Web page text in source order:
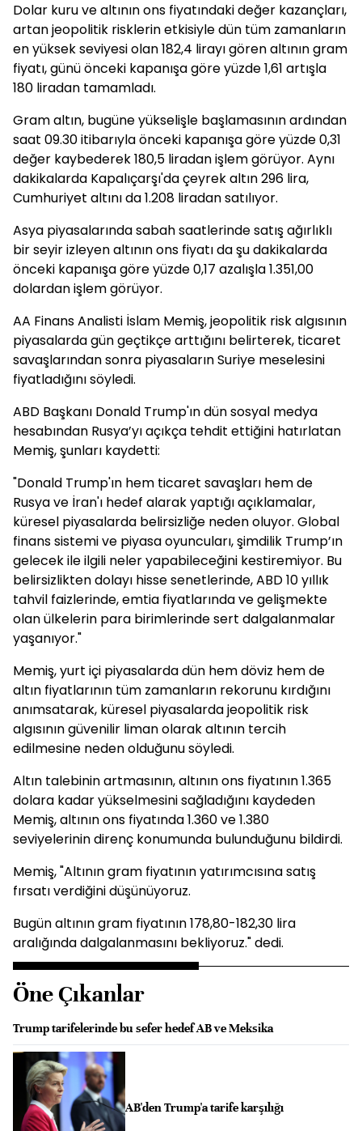
Dolar kuru ve altının ons fiyatındaki değer kazançları,
artan jeopolitik risklerin etkisiyle dün tüm zamanların
en yüksek seviyesi olan 182,4 lirayı gören altının gram
fiyatı, günü önceki kapanışa göre yüzde 1,61 artışla
180 liradan tamamladı.
Gram altın, bugüne yükselişle başlamasının ardından
saat 09.30 itibarıyla önceki kapanışa göre yüzde 0,31
değer kaybederek 180,5 liradan işlem görüyor. Aynı
dakikalarda Kapalıçarşı'da çeyrek altın 296 lira,
Cumhuriyet altını da 1.208 liradan satılıyor.
Asya piyasalarında sabah saatlerinde satış ağırlıklı
bir seyir izleyen altının ons fiyatı da şu dakikalarda
önceki kapanışa göre yüzde 0,17 azalışla 1.351,00
dolardan işlem görüyor.
AA Finans Analisti İslam Memiş, jeopolitik risk algısının
piyasalarda gün geçtikçe arttığını belirterek, ticaret
savaşlarından sonra piyasaların Suriye meselesini
fiyatladığını söyledi.
ABD Başkanı Donald Trump'ın dün sosyal medya
hesabından Rusya’yı açıkça tehdit ettiğini hatırlatan
Memiş, şunları kaydetti:
"Donald Trump'ın hem ticaret savaşları hem de
Rusya ve İran'ı hedef alarak yaptığı açıklamalar,
küresel piyasalarda belirsizliğe neden oluyor. Global
finans sistemi ve piyasa oyuncuları, şimdilik Trump’ın
gelecek ile ilgili neler yapabileceğini kestiremiyor. Bu
belirsizlikten dolayı hisse senetlerinde, ABD 10 yıllık
tahvil faizlerinde, emtia fiyatlarında ve gelişmekte
olan ülkelerin para birimlerinde sert dalgalanmalar
yaşanıyor."
Memiş, yurt içi piyasalarda dün hem döviz hem de
altın fiyatlarının tüm zamanların rekorunu kırdığını
anımsatarak, küresel piyasalarda jeopolitik risk
algısının güvenilir liman olarak altının tercih
edilmesine neden olduğunu söyledi.
Altın talebinin artmasının, altının ons fiyatının 1.365
dolara kadar yükselmesini sağladığını kaydeden
Memiş, altının ons fiyatında 1.360 ve 1.380
seviyelerinin direnç konumunda bulunduğunu bildirdi.
Memiş, "Altının gram fiyatının yatırımcısına satış
fırsatı verdiğini düşünüyoruz.
Bugün altının gram fiyatının 178,80-182,30 lira
aralığında dalgalanmasını bekliyoruz." dedi.
Öne Çıkanlar
Trump tarifelerinde bu sefer hedef AB ve Meksika
AB'den Trump'a tarife karşılığı